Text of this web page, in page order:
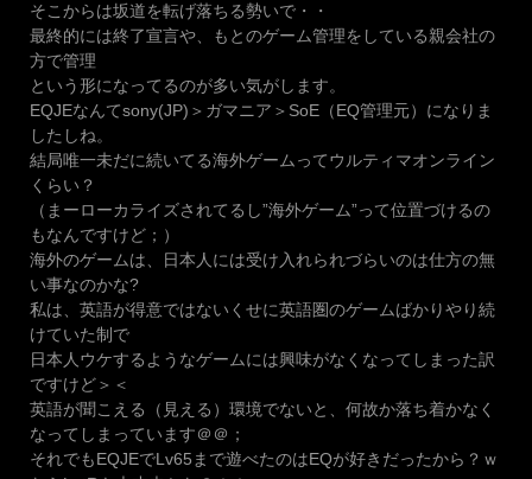
そこからは坂道を転げ落ちる勢いで・・
最終的には終了宣言や、もとのゲーム管理をしている親会社の
方で管理
という形になってるのが多い気がします。
EQJEなんてsony(JP)＞ガマニア＞SoE（EQ管理元）になりま
したしね。
結局唯一未だに続いてる海外ゲームってウルティマオンライン
くらい？
（まーローカライズされてるし”海外ゲーム”って位置づけるの
もなんですけど；）
海外のゲームは、日本人には受け入れられづらいのは仕方の無
い事なのかな?
私は、英語が得意ではないくせに英語圏のゲームばかりやり続
けていた制で
日本人ウケするようなゲームには興味がなくなってしまった訳
ですけど＞＜
英語が聞こえる（見える）環境でないと、何故か落ち着かなく
なってしまっています＠＠；
それでもEQJEでLv65まで遊べたのはEQが好きだったから？ｗ